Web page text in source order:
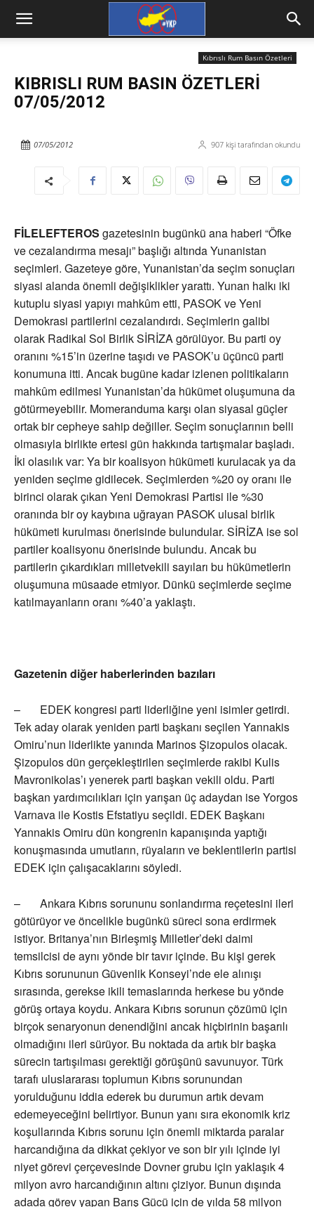
Kıbrıslı Rum Basın Özetleri
KIBRISLI RUM BASIN ÖZETLERİ
07/05/2012
907 kişi tarafından okundu
07/05/2012
FİLELEFTEROS gazetesinin bugünkü ana haberi “Öfke
ve cezalandırma mesajı” başlığı altında Yunanistan
seçimleri. Gazeteye göre, Yunanistan’da seçim sonuçları
siyasi alanda önemli değişiklikler yarattı. Yunan halkı iki
kutuplu siyasi yapıyı mahkûm etti, PASOK ve Yeni
Demokrasi partilerini cezalandırdı. Seçimlerin galibi
olarak Radikal Sol Birlik SİRİZA görülüyor. Bu parti oy
oranını %15’in üzerine taşıdı ve PASOK’u üçüncü parti
konumuna itti. Ancak bugüne kadar izlenen politikaların
mahkûm edilmesi Yunanistan’da hükümet oluşumuna da
götürmeyebilir. Momeranduma karşı olan siyasal güçler
ortak bir cepheye sahip değiller. Seçim sonuçlarının belli
olmasıyla birlikte ertesi gün hakkında tartışmalar başladı.
İki olasılık var: Ya bir koalisyon hükümeti kurulacak ya da
yeniden seçime gidilecek. Seçimlerden %20 oy oranı ile
birinci olarak çıkan Yeni Demokrasi Partisi ile %30
oranında bir oy kaybına uğrayan PASOK ulusal birlik
hükümeti kurulması önerisinde bulundular. SİRİZA ise sol
partiler koalisyonu önerisinde bulundu. Ancak bu
partilerin çıkardıkları milletvekili sayıları bu hükümetlerin
oluşumuna müsaade etmiyor. Dünkü seçimlerde seçime
katılmayanların oranı %40’a yaklaştı.
Gazetenin diğer haberlerinden bazıları
– EDEK kongresi parti liderliğine yeni isimler getirdi.
Tek aday olarak yeniden parti başkanı seçilen Yannakis
Omiru’nun liderlikte yanında Marinos Şizopulos olacak.
Şizopulos dün gerçekleştirilen seçimlerde rakibi Kulis
Mavronikolas’ı yenerek parti başkan vekili oldu. Parti
başkan yardımcılıkları için yarışan üç adaydan ise Yorgos
Varnava ile Kostis Efstatiyu seçildi. EDEK Başkanı
Yannakis Omiru dün kongrenin kapanışında yaptığı
konuşmasında umutların, rüyaların ve beklentilerin partisi
EDEK için çalışacaklarını söyledi.
– Ankara Kıbrıs sorununu sonlandırma reçetesini ileri
götürüyor ve öncelikle bugünkü süreci sona erdirmek
istiyor. Britanya’nın Birleşmiş Milletler’deki daimi
temsilcisi de aynı yönde bir tavır içinde. Bu kişi gerek
Kıbrıs sorununun Güvenlik Konseyi’nde ele alınışı
sırasında, gerekse ikili temaslarında herkese bu yönde
görüş ortaya koydu. Ankara Kıbrıs sorunun çözümü için
birçok senaryonun denendiğini ancak hiçbirinin başarılı
olmadığını ileri sürüyor. Bu noktada da artık bir başka
sürecin tartışılması gerektiği görüşünü savunuyor. Türk
tarafı uluslararası toplumun Kıbrıs sorunundan
yorulduğunu iddia ederek bu durumun artık devam
edemeyeceğini belirtiyor. Bunun yanı sıra ekonomik kriz
koşullarında Kıbrıs sorunu için önemli miktarda paralar
harcandığına da dikkat çekiyor ve son bir yılı içinde iyi
niyet görevi çerçevesinde Dovner grubu için yaklaşık 4
milyon avro harcandığının altını çiziyor. Bunun dışında
adada görev yapan Barış Gücü için de yılda 58 milyon